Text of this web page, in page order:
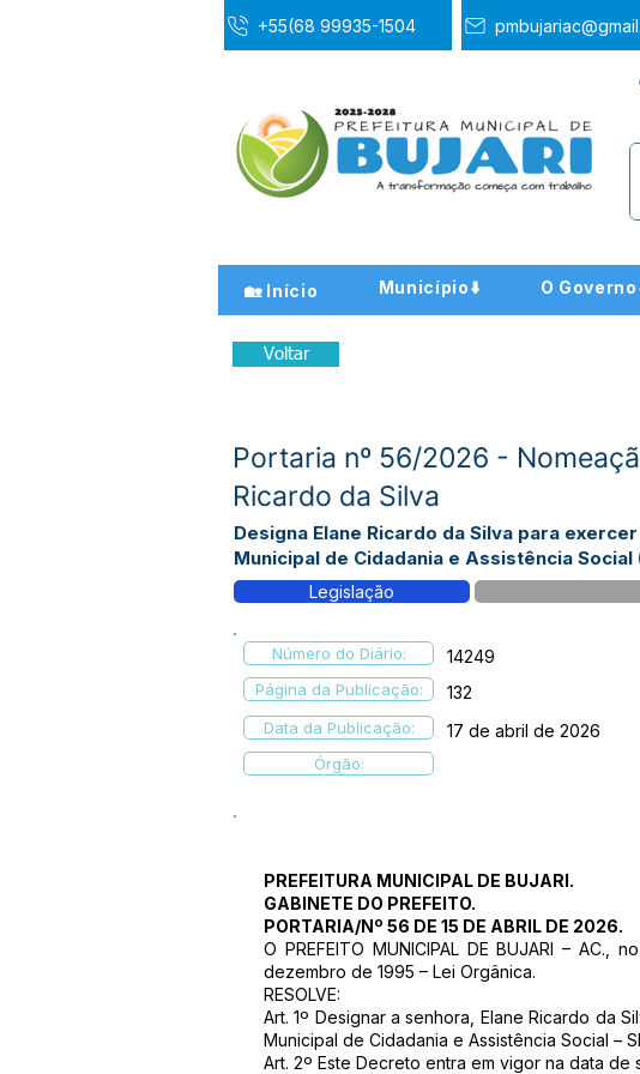
+55(68 99935-1504
🏡 Início Município⬇️ O
Voltar
Portaria nº 56/2026 -
Ricardo da Silva
Designa Elane Ricardo da Silva para
Municipal de Cidadania e Assistência Social
Legislação
Número do Diário: 14249
Página da Publicação: 132
Data da Publicação: 17 de abril de 2026
Órgão:
PREFEITURA MUNICIPAL DE BUJARI.
GABINETE DO PREFEITO.
PORTARIA/Nº 56 DE 15 DE ABRIL DE 2026.
O PREFEITO MUNICIPAL DE BUJARI –
dezembro de 1995 – Lei Orgânica.
RESOLVE:
Art. 1º Designar a senhora, Elane Ricardo da
Municipal de Cidadania e Assistência Social –
Art. 2º Este Decreto entra em vigor na data de